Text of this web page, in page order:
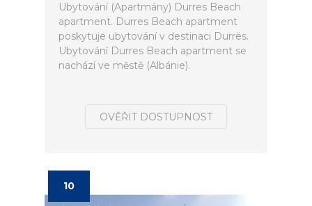
Ubytování (Apartmány) Durres Beach
apartment. Durres Beach apartment
poskytuje ubytování v destinaci Durrës.
Ubytování Durres Beach apartment se
nachází ve městě (Albánie).
OVĚŘIT DOSTUPNOST
10